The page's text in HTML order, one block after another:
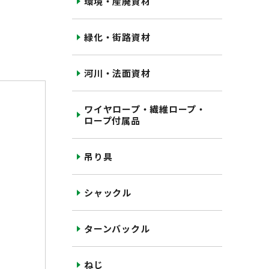
緑化・街路資材
河川・法面資材
ワイヤロープ・繊維ロープ・
ロープ付属品
吊り具
シャックル
ターンバックル
ねじ